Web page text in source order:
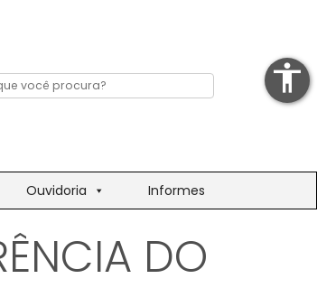
Ouvidoria Informes
DO
accessibility